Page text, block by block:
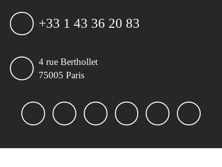
+33 1 43 36 20 83
4 rue Berthollet
75005 Paris